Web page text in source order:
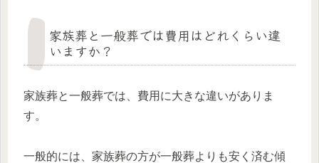
家族葬と一般葬では費用はどれくらい違
いますか？
家族葬と一般葬では、費用に大きな違いがありま
す。
一般的には、家族葬の方が一般葬よりも安く済む傾